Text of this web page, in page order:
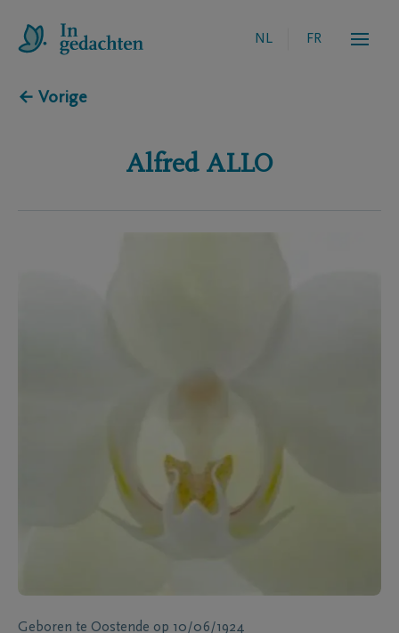
NL FR
← Vorige
Alfred ALLO
Geboren te Oostende op 10/06/1924